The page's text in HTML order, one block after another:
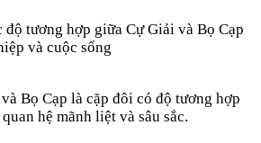
độ tương hợp giữa Cự Giải và Bọ Cạp
và cuộc sống
Bọ Cạp là cặp đôi có độ tương hợp
hệ mãnh liệt và sâu sắc.